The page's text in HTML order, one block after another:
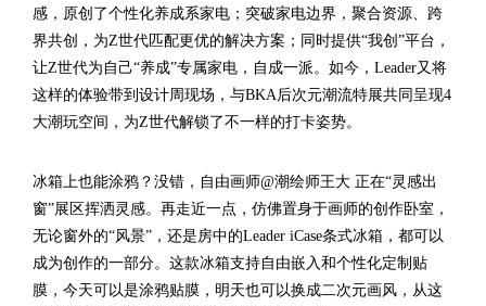
感，原创了个性化养成系家电；突破家电边界，聚合资源、跨
界共创，为Z世代匹配更优的解决方案；同时提供“我创”平台，
让Z世代为自己“养成”专属家电，自成一派。如今，Leader又将
这样的体验带到设计周现场，与BKA后次元潮流特展共同呈现4
大潮玩空间，为Z世代解锁了不一样的打卡姿势。
冰箱上也能涂鸦？没错，自由画师@潮绘师王大 正在“灵感出
窗”展区挥洒灵感。再走近一点，仿佛置身于画师的创作卧室，
无论窗外的“风景”，还是房中的Leader iCase条式冰箱，都可以
成为创作的一部分。这款冰箱支持自由嵌入和个性化定制贴
膜，今天可以是涂鸦贴膜，明天也可以换成二次元画风，从这